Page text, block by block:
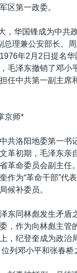
区第一政委。
，华国锋成为中共
理兼公安部长。周
年2月2日提名华
毛泽东撤销了邓小
任中共第一副主席
京师*
共洛阳地委第一书
革初期，毛泽东亲
革命委员会副主任
作为“革命干部”代
候补委员。
东同林彪发生矛盾
，作为向林彪主管
，纪登奎成为政治
列邓小平和张春桥